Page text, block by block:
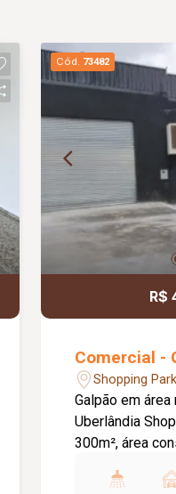
Cód. 73482
R$
Comercial -
Shopping
Galpão em
Uberlândia
300m², área construída com 215m².